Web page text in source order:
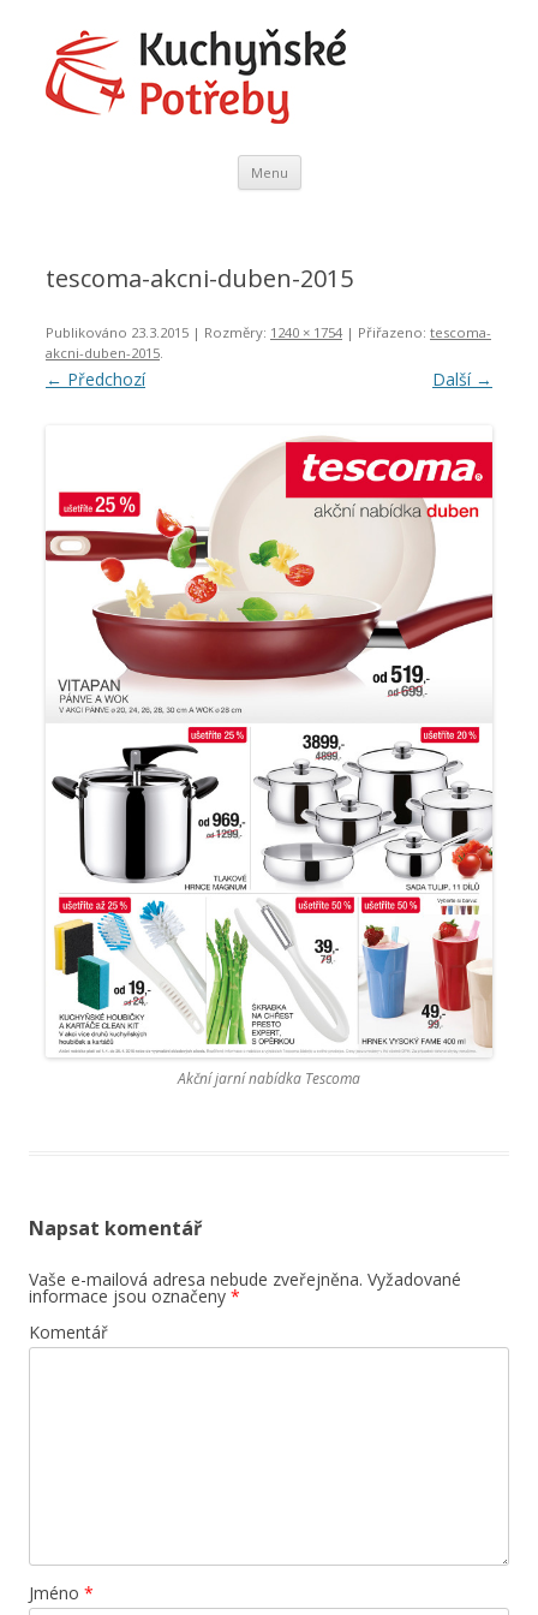
Menu Přejít
obsahu
tescoma-akcni-duben-2015
Publikováno 23.3.2015 | Rozměry: 1240 × 1754 | Přiřazeno: tescoma-
akcni-duben-2015.
← Předchozí Další →
Akční jarní nabídka Tescoma
Napsat komentář
Vaše e-mailová adresa nebude zveřejněna. Vyžadované
informace jsou označeny *
Komentář
Jméno *